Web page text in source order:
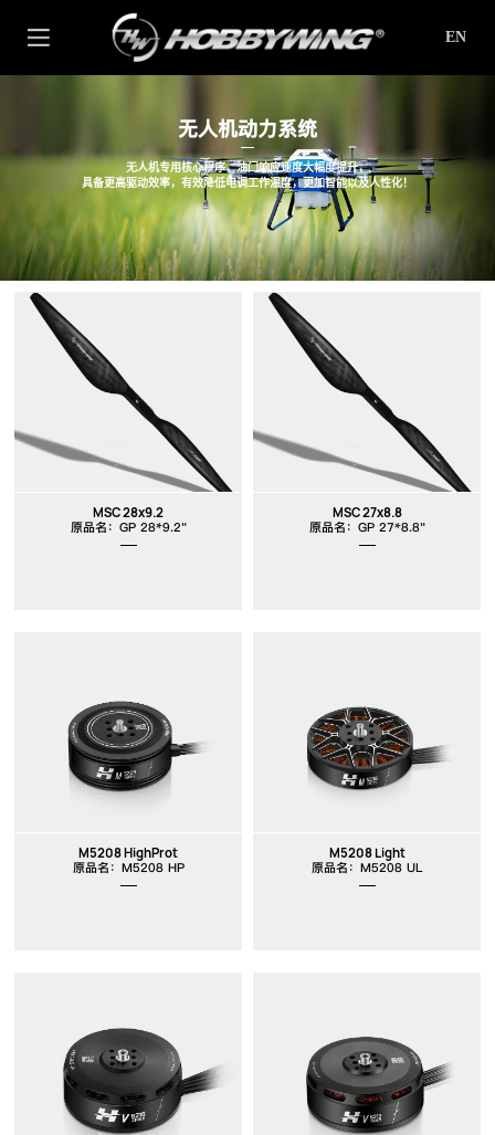
EN
无人机动力系统
无人机专用核心程序，油门响应速度大幅度提升，
具备更高驱动效率，有效降低电调工作温度，更加智能以及人性化！
MSC 28x9.2
原品名：GP 28*9.2"
MSC 27x8.8
原品名：GP 27*8.8"
M5208 HighProt
原品名：M5208 HP
M5208 Light
原品名：M5208 UL